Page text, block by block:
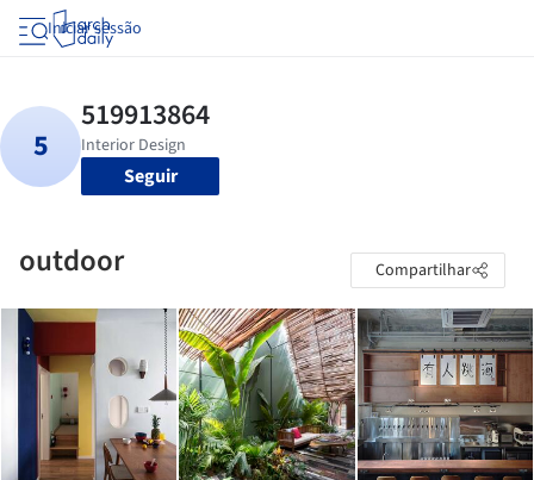
Iniciar sessão
Seguir
outdoor Compartilhar